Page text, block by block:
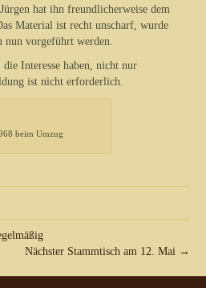
hat ihn freundlicherweise dem
Material ist recht unscharf, wurde
nun vorgeführt werden.
Interesse haben, nicht nur
ist nicht erforderlich.
beim Umzug
Nächster Stammtisch am 12. Mai →